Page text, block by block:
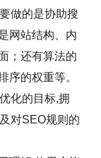
做的是协助搜
网站结构、内
；还有算法的
序的权重等。
化的目标,拥
对SEO规则的